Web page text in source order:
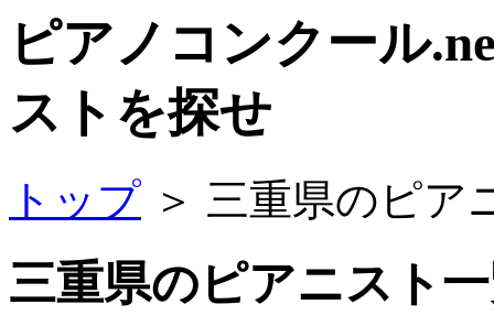
ピアノコンクール
ストを探せ
トップ ＞ 三重県のピア
三重県のピアニスト